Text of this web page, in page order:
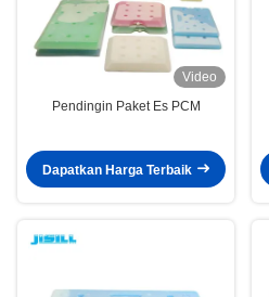
Video
Pendingin Paket Es PCM
Dapatkan Harga Terbaik